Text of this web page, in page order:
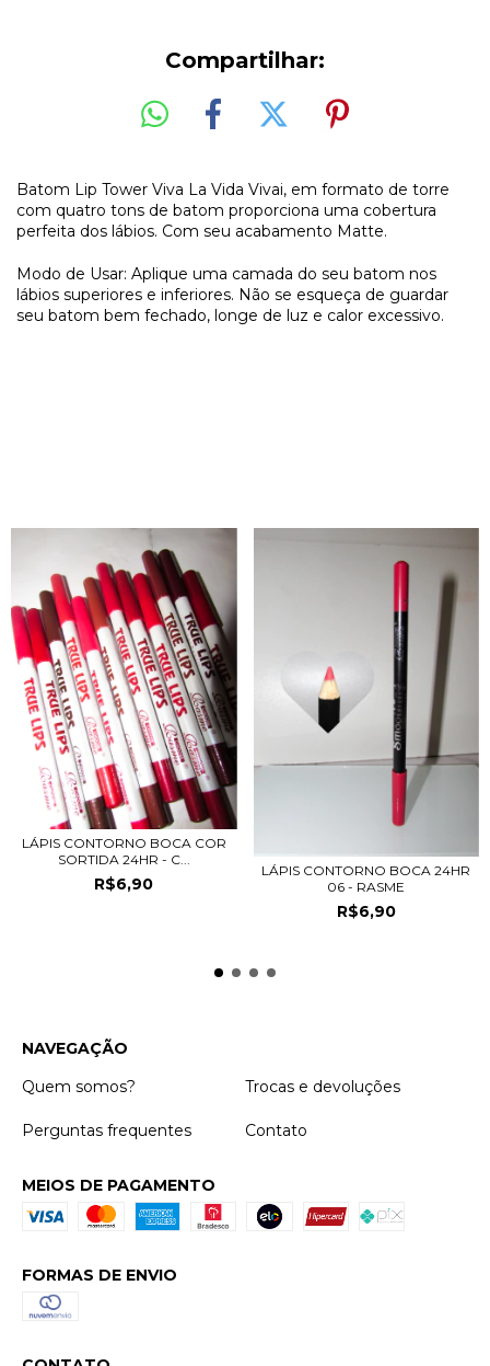
Compartilhar:
Batom Lip Tower Viva La Vida Vivai, em formato de torre
com quatro tons de batom proporciona uma cobertura
perfeita dos lábios. Com seu acabamento Matte.
Modo de Usar: Aplique uma camada do seu batom nos
lábios superiores e inferiores. Não se esqueça de guardar
seu batom bem fechado, longe de luz e calor excessivo.
LÁPIS CONTORNO BOCA COR
SORTIDA 24HR - C...
R$6,90
LÁPIS CONTORNO BOCA 24HR
06 - RASME
R$6,90
NAVEGAÇÃO
Quem somos?
Trocas e devoluções
Perguntas frequentes Contato
MEIOS DE PAGAMENTO
FORMAS DE ENVIO